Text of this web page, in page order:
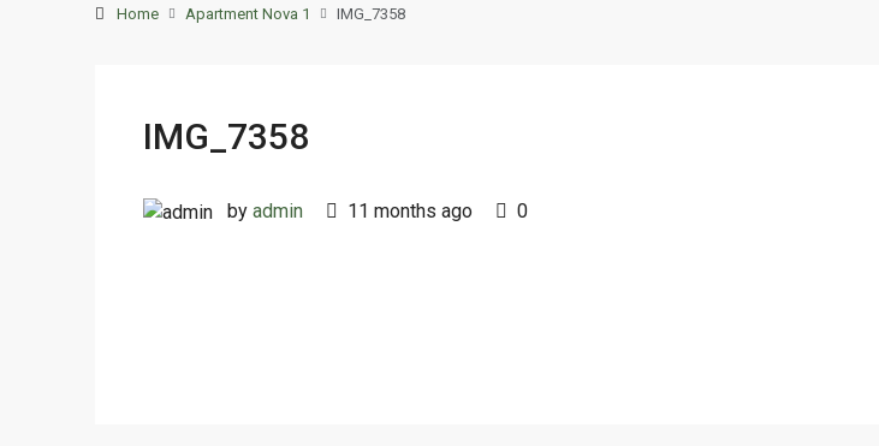
Home Apartment Nova 1 IMG_7358
IMG_7358
by admin 11 months ago 0